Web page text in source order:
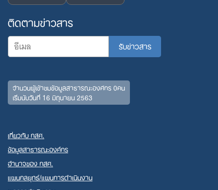
ติดตามข่าวสาร
จำนวนผู้เข้าชมข้อมูลสาธารณะองค์กร 0คน
เริ่มนับวันที่ 16 มิถุนายน 2563
เกี่ยวกับ กสศ.
ข้อมูลสาธารณะองค์กร
อำนาจของ กสศ.
แผนกลยุทธ์/แผนการดำเนินงาน